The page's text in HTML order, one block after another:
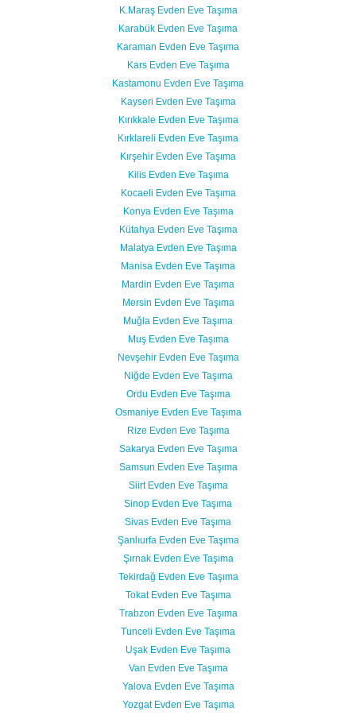
K.Maraş Evden Eve Taşıma
Karabük Evden Eve Taşıma
Karaman Evden Eve Taşıma
Kars Evden Eve Taşıma
Kastamonu Evden Eve Taşıma
Kayseri Evden Eve Taşıma
Kırıkkale Evden Eve Taşıma
Kırklareli Evden Eve Taşıma
Kırşehir Evden Eve Taşıma
Kilis Evden Eve Taşıma
Kocaeli Evden Eve Taşıma
Konya Evden Eve Taşıma
Kütahya Evden Eve Taşıma
Malatya Evden Eve Taşıma
Manisa Evden Eve Taşıma
Mardin Evden Eve Taşıma
Mersin Evden Eve Taşıma
Muğla Evden Eve Taşıma
Muş Evden Eve Taşıma
Nevşehir Evden Eve Taşıma
Niğde Evden Eve Taşıma
Ordu Evden Eve Taşıma
Osmaniye Evden Eve Taşıma
Rize Evden Eve Taşıma
Sakarya Evden Eve Taşıma
Samsun Evden Eve Taşıma
Siirt Evden Eve Taşıma
Sinop Evden Eve Taşıma
Sivas Evden Eve Taşıma
Şanlıurfa Evden Eve Taşıma
Şırnak Evden Eve Taşıma
Tekirdağ Evden Eve Taşıma
Tokat Evden Eve Taşıma
Trabzon Evden Eve Taşıma
Tunceli Evden Eve Taşıma
Uşak Evden Eve Taşıma
Van Evden Eve Taşıma
Yalova Evden Eve Taşıma
Yozgat Evden Eve Taşıma